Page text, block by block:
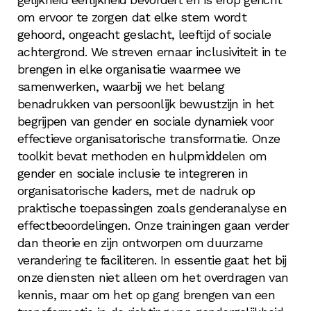
de manier waarop beslissingen worden genomen
en programma's slagen.
trainen, waardoor een continue cyclus van
bewustzijn en empowerment ontstaat binnen de
organisatie en haar programma's.
vaardigheden op het gebied van gender en
inclusiviteit, het opbouwen van organisatorische
capaciteit en het bieden van strategieën om
uitdagingen op het gebied van inclusiviteit
effectief aan te pakken en te beheren.
om ervoor te zorgen dat elke stem wordt
gehoord, ongeacht geslacht, leeftijd of sociale
achtergrond. We streven ernaar inclusiviteit in te
brengen in elke organisatie waarmee we
samenwerken, waarbij we het belang
benadrukken van persoonlijk bewustzijn in het
begrijpen van gender en sociale dynamiek voor
effectieve organisatorische transformatie. Onze
toolkit bevat methoden en hulpmiddelen om
gender en sociale inclusie te integreren in
organisatorische kaders, met de nadruk op
praktische toepassingen zoals genderanalyse en
effectbeoordelingen. Onze trainingen gaan verder
dan theorie en zijn ontworpen om duurzame
verandering te faciliteren. In essentie gaat het bij
onze diensten niet alleen om het overdragen van
kennis, maar om het op gang brengen van een